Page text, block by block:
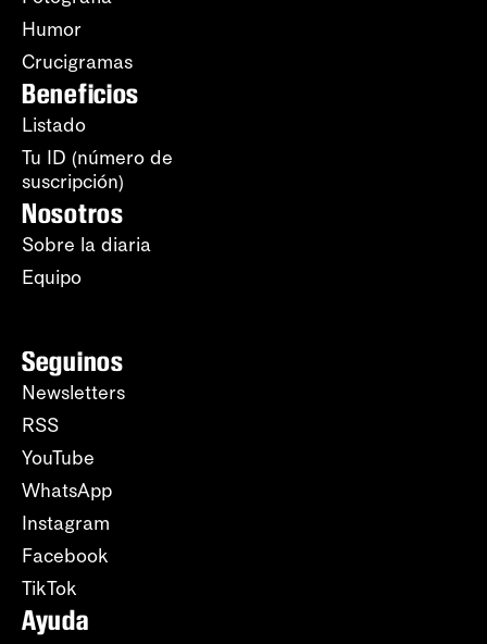
Humor
Crucigramas
Beneficios
Listado
Tu ID (número de
suscripción)
Nosotros
Sobre la diaria
Equipo
Seguinos
Newsletters
RSS
YouTube
WhatsApp
Instagram
Facebook
TikTok
Ayuda